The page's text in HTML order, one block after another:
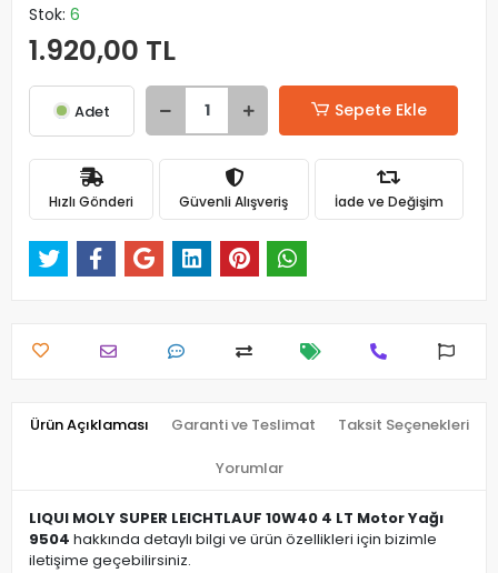
Stok: 6
1.920,00 TL
Adet Sepete Ekle
Hızlı Gönderi Güvenli Alışveriş İade ve Değişim
Ürün Açıklaması Garanti ve Teslimat Taksit Seçenekleri
Yorumlar
LIQUI MOLY SUPER LEICHTLAUF 10W40 4 LT Motor Yağı
9504 hakkında detaylı bilgi ve ürün özellikleri için bizimle
iletişime geçebilirsiniz.